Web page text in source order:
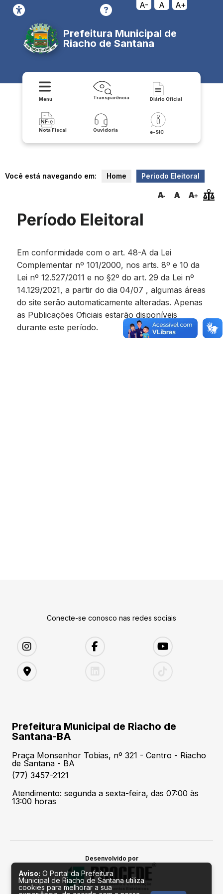
A- A A+
Prefeitura Municipal de
Riacho de Santana
Menu Transparência Diário Oficial
Nota Fiscal Ouvidoria e-SIC
Você está navegando em: Home Periodo Eleitoral
Período Eleitoral
Em conformidade com o art. 48-A da Lei
Complementar nº 101/2000, nos arts. 8º e 10 da
Lei nº 12.527/2011 e no §2º do art. 29 da Lei nº
14.129/2021, a partir do dia 04/07 , algumas áreas
do site serão automaticamente alteradas. Apenas
as Publicações Oficiais estarão disponíveis
durante este período.
Conecte-se conosco nas redes sociais
Prefeitura Municipal de Riacho de
Santana-BA
Praça Monsenhor Tobias, nº 321 - Centro - Riacho
de Santana - BA
(77) 3457-2121
Atendimento: segunda a sexta-feira, das 07:00 às
13:00 horas
Desenvolvido por
Aviso: O Portal da Prefeitura
Municipal de Riacho de Santana utiliza
cookies para melhorar a sua